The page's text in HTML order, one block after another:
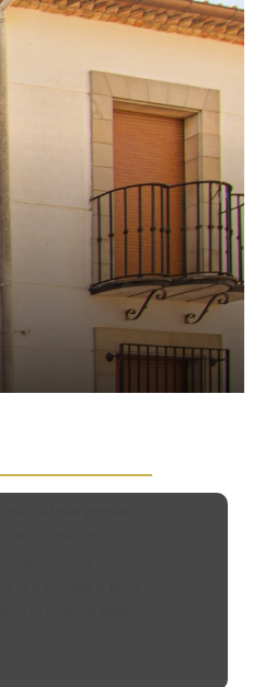
a abrité pendant
Écoles ou
il devint un
Le musée a pour
Un endroit idéal